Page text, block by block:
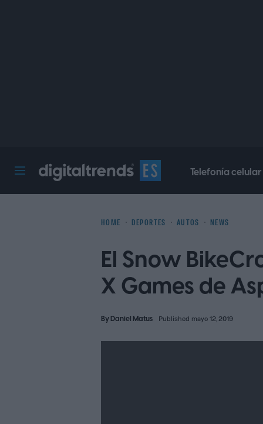
Telefonía celular
HOME DEPORTES AUTOS NEWS
El Snow
X Games de
ByDaniel Matus Published mayo 12, 2019